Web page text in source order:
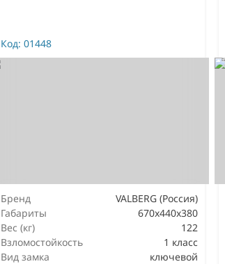
Код: 01448
Бренд
VALBERG (Россия)
Габариты
670x440x380
Вес (кг)
122
Взломостойкость
1 класс
Вид замка
ключевой